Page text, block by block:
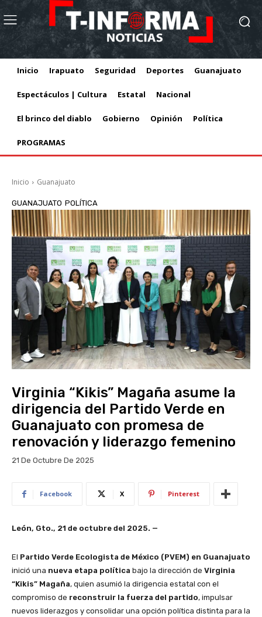
Inicio Irapuato Seguridad Deportes Guanajuato
Espectáculos | Cultura Estatal Nacional
El brinco del diablo Gobierno Opinión Política
PROGRAMAS
Inicio Guanajuato
GUANAJUATO POLÍTICA
Virginia “Kikis” Magaña asume la
dirigencia del Partido Verde en
Guanajuato con promesa de
renovación y liderazgo femenino
21 De Octubre De 2025
Facebook X Pinterest
León, Gto., 21 de octubre del 2025. —
El Partido Verde Ecologista de México (PVEM) en Guanajuato
inició una nueva etapa política bajo la dirección de Virginia
“Kikis” Magaña, quien asumió la dirigencia estatal con el
compromiso de reconstruir la fuerza del partido, impulsar
nuevos liderazgos y consolidar una opción política distinta para la